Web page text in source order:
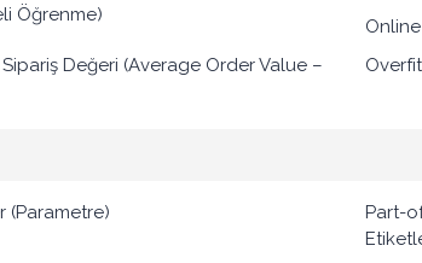
Öğrenme)
Değeri (Average Order Value –
(Parametre)
Part-